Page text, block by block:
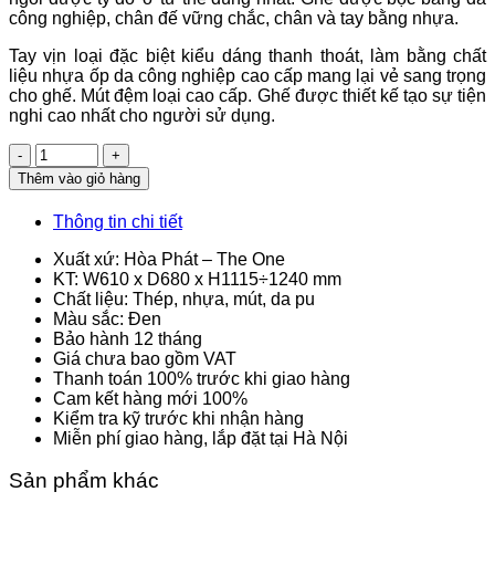
công nghiệp, chân đế vững chắc, chân và tay bằng nhựa.
Tay vịn loại đặc biệt kiểu dáng thanh thoát, làm bằng chất
liệu nhựa ốp da công nghiệp cao cấp mang lại vẻ sang trọng
cho ghế. Mút đệm loại cao cấp. Ghế được thiết kế tạo sự tiện
nghi cao nhất cho người sử dụng.
Số
lượng
Thêm vào giỏ hàng
Thông tin chi tiết
Xuất xứ: Hòa Phát – The One
KT: W610 x D680 x H1115÷1240 mm
Chất liệu: Thép, nhựa, mút, da pu
Màu sắc: Đen
Bảo hành 12 tháng
Giá chưa bao gồm VAT
Thanh toán 100% trước khi giao hàng
Cam kết hàng mới 100%
Kiểm tra kỹ trước khi nhận hàng
Miễn phí giao hàng, lắp đặt tại Hà Nội
Sản phẩm khác